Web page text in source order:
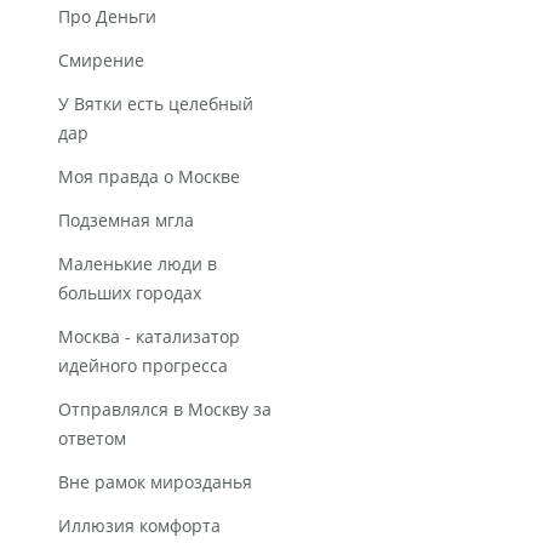
Про Деньги
Смирение
У Вятки есть целебный
дар
Моя правда о Москве
Подземная мгла
Маленькие люди в
больших городах
Москва - катализатор
идейного прогресса
Отправлялся в Москву за
ответом
Вне рамок мирозданья
Иллюзия комфорта